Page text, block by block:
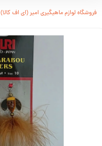
فروشگاه لوازم ماهیگیری امیر (ای اف کالا)